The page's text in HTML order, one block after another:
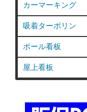
カーマーキング
吸着ターポリン
ポール看板
屋上看板